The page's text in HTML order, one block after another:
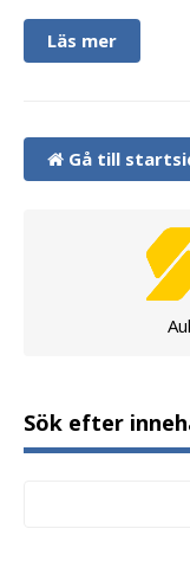
Läs mer
Gå till
Sök efter